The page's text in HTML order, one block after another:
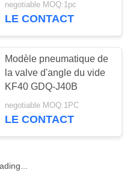
sèche
14
J16B
negotiable MOQ:1pc
LE CONTACT
Modèle pneumatique de
la valve d'angle du vide
KF40 GDQ-J40B
negotiable MOQ:1PC
LE CONTACT